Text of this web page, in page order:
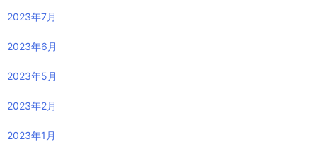
2023年7月
2023年6月
2023年5月
2023年2月
2023年1月